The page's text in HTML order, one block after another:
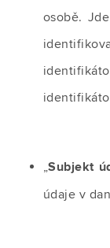
osobě.
„Subjekt
údaje v